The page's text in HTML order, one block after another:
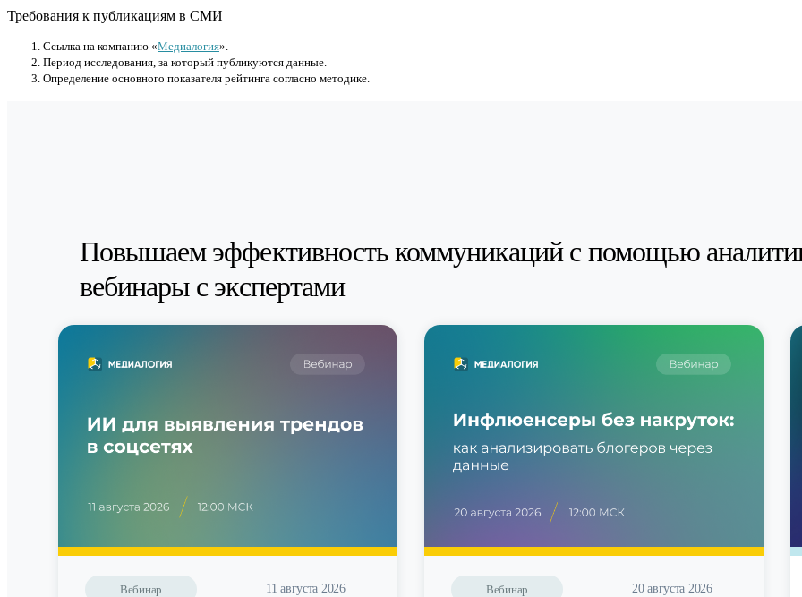
Требования к публикациям в СМИ
Cсылка на компанию «Медиалогия».
Период исследования, за который публикуются данные.
Определение основного показателя рейтинга согласно методике.
Повышаем эффективность коммуникаций с помощью
вебинары с экспертами
Вебинар 11 августа 2026 Вебинар 20 августа 2026